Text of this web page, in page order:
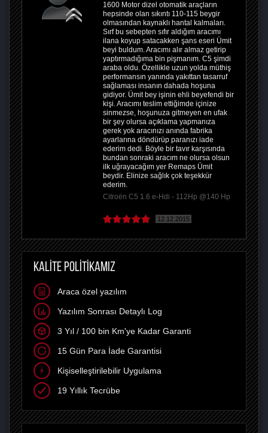
1600 Motor dizel otomatik araçların
hepsinde olan sıkıntı 110-115 beygir
olmasından kaynaklı hantal kalmaları.
Sırf bu sebepten sıfır aldığım aracımı
ilana koyup satacakken şans eseri Ümit
beyi buldum. Aracımı alır almaz getirip
yaptırmadığıma bin pişmanım. C5 şimdi
araba oldu. Özellikle uzun yolda müthiş
performansın yanında yakıttan tasarruf
sağlaması insanın dahada hoşuna
gidiyor. Ümit bey işinin ehli beyefendi bir
kişi. Aracımı teslim ettiğimde içinize
sinmezse, hoşunuza gitmeyen en ufak
bir şey olursa açıklama yapmanıza
gerek yok aracınızı anında fabrika
ayarlarına döndürüp paranızı iade
ederim dedi. Böyle bir tavır karşısında
bundan sonraki aracım ne olursa olsun
ilk uğrayacağım yer Remaps Ümit
beydir. Elinize sağlık çok teşekkür
ederim.
Citroën C5 1.6 e-Hdi - 112Hp @140 Hp
12.12.2015
KALİTE POLİTİKAMIZ
Araca özel yazılım
Yazılım Sonrası Detaylı Log
3 Yıl / 100 bin Km'ye Kadar Garanti
15 Gün Para İade Garantisi
Kişiselleştirilebilir Uygulama
19 Yıllık Tecrübe